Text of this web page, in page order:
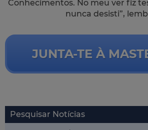
Conhecimentos. No meu ver fiz
nunca desisti”,
JUNTA-TE À
Pesquisar Notícias